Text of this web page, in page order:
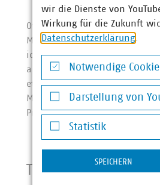
Oft unterschätzt wird der
Metallen aus Verbunden und
ideale Vorbehandlung: Befreit
aussortiert werden. Im Jahr
etwa eine halbe Million
Millionen Tonnen, sind für
Primärrohstoffe eingespart
Transparenz
wir die Dienste von
Wirkung für die Zukunft
Datenschutzerklärung.
Notwendige
Notwendige Cookies
Darstellung von
Darstellung von
Statistik
Statistik
SPEICHERN